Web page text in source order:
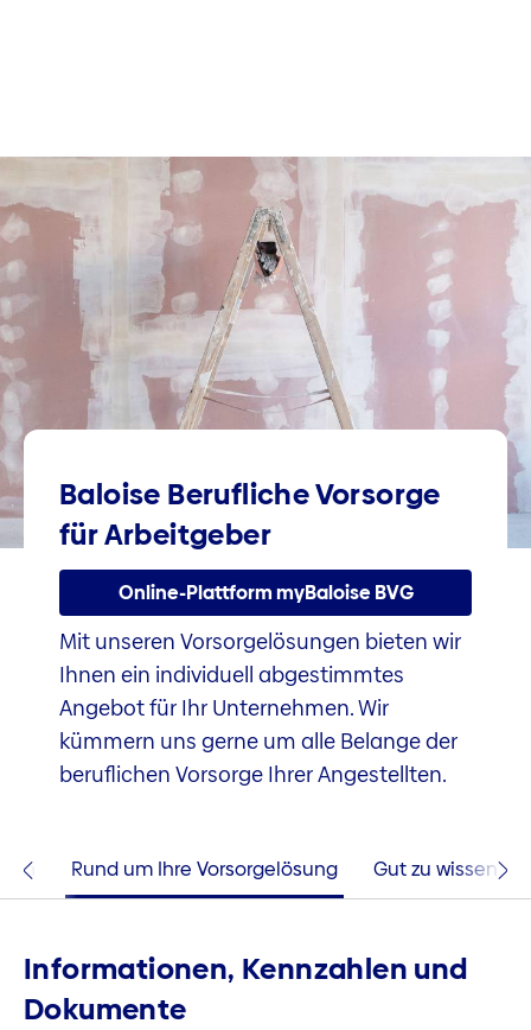
Baloise Berufliche Vorsorge
für Arbeitgeber
Online-Plattform myBaloise BVG
Mit unseren Vorsorgelösungen bieten wir
Ihnen ein individuell abgestimmtes
Angebot für Ihr Unternehmen. Wir
kümmern uns gerne um alle Belange der
beruflichen Vorsorge Ihrer Angestellten.
Rund um Ihre Vorsorgelösung Gut zu wissen
Informationen, Kennzahlen und
Dokumente